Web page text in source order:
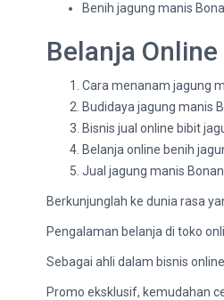
Benih jagung manis
Belanja
Cara menanam jagung
Budidaya jagung manis
Bisnis jual online bibit
Belanja online benih
Jual jagung manis
Berkunjunglah ke dunia rasa
Pengalaman belanja di toko
Sebagai ahli dalam bisnis
Promo eksklusif, kemudahan